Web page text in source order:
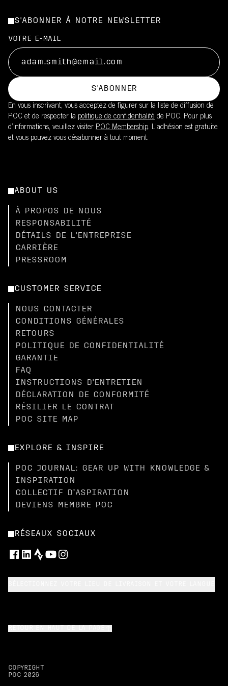
S'ABONNER À NOTRE NEWSLETTER
VOTRE E-MAIL
S'ABONNER
En vous inscrivant, vous acceptez de figurer sur la liste de diffusion de
POC et de respecter la politique de confidentialité de POC. Pour plus
d’informations, veuillez visiter POC Membership. L'adhésion est gratuite
et vous pouvez vous désabonner à tout moment.
ABOUT US
À PROPOS DE NOUS
RESPONSABILITÉ
DÉTAILS DE L'ENTREPRISE
CARRIÈRE
PRESSROOM
CUSTOMER SERVICE
NOUS CONTACTER
CONDITIONS GÉNÉRALES
RETOURS
POLITIQUE DE CONFIDENTIALITÉ
GARANTIE
FAQ
INSTRUCTIONS D'ENTRETIEN
DÉCLARATION DE CONFORMITÉ
RÉSILIER LE CONTRAT
POC SITE MAP
EXPLORE & INSPIRE
POC JOURNAL: GEAR UP WITH KNOWLEDGE &
INSPIRATION
COLLECTIF D’ASPIRATION
DEVIENS MEMBRE POC
RÉSEAUX SOCIAUX
COPYRIGHT
POC 2026